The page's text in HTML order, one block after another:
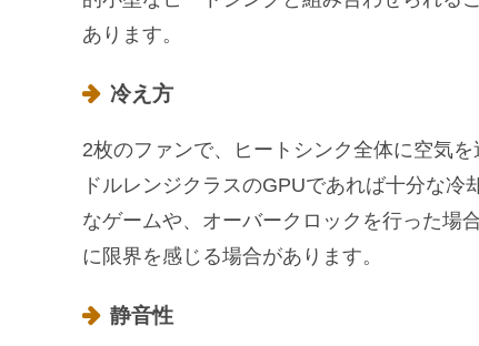
あります。
冷え方
2枚のファンで、ヒートシンク全体に空気
ドルレンジクラスのGPUであれば十分な
なゲームや、オーバークロックを行った場
に限界を感じる場合があります。
静音性